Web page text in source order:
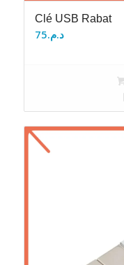
Clé USB Rabat
د.م.75